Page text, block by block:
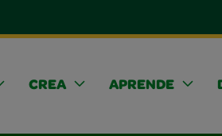
CREA APRENDE